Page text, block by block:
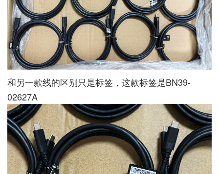
和另一款线的区别只是标签，这款标签是BN39-
02627A